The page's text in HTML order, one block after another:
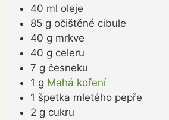
40 ml oleje
85 g očištěné cibule
40 g mrkve
40 g celeru
7 g česneku
1 g Mahá koření
1 špetka mletého pepře
2 g cukru